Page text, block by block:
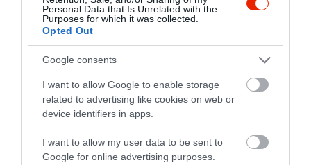
Personal Data that Is Unrelated with the
Purposes for which it was collected.
Opted Out
Google consents
I want to allow Google to enable storage
related to advertising like cookies on web or
device identifiers in apps.
I want to allow my user data to be sent to
Google for online advertising purposes.
mostanság.
عبد عبد العزيز
2020. Július 21.
Elvitelre rendeltem. Az étellel
nem volt probléma ellenben a
pénztáros nő viselkedése
nagyon lekezelő volt.
Egyébként telefonon rendelni